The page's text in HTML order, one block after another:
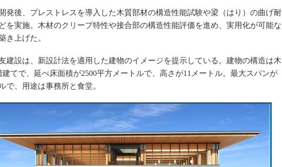
発後、プレストレスを導入した木質部材の構造性能試験や梁（はり）の曲げ耐
を実施。木材のクリープ特性や接合部の構造性能評価を進め、実用化が可能な
き上げた。
建設は、新設計法を適用した建物のイメージを提示している。建物の構造は木
建てで、延べ床面積が2500平方メートルで、高さが11メートル。最大スパンが
で、用途は事務所と食堂。